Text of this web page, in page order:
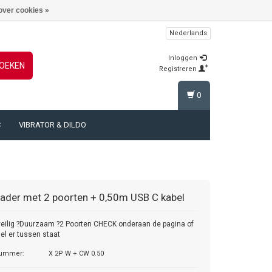
Nederlands
Inloggen
Registreren
VIBRATOR & DILDO
0
met 2 poorten + 0,50m USB C kabel
?Duurzaam ?2 Poorten CHECK onderaan de pagina of
er tussen staat
X 2P W + CW 0.50
cookies »